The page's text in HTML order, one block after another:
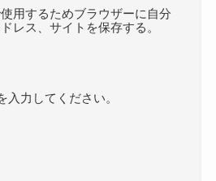
用するためブラウザーに自分
レス、サイトを保存する。
入力してください。